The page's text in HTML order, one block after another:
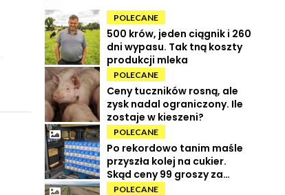
POLECANE
500 krów, jeden ciągnik i 260
dni wypasu. Tak tną koszty
produkcji mleka
POLECANE
Ceny tuczników rosną, ale
zysk nadal ograniczony. Ile
zostaje w kieszeni?
POLECANE
Po rekordowo tanim maśle
przyszła kolej na cukier.
Skąd ceny 99 groszy za
kilogram?
POLECANE